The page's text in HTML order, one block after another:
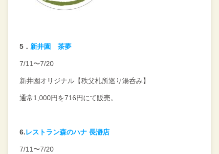
5 ． 新井園 茶夢
7/11〜7/20
新井園オリジナル【秩父札所巡り湯呑み】
通常1,000円を716円にて販売。
6.レストラン森のハナ 長瀞店
7/11〜7/20